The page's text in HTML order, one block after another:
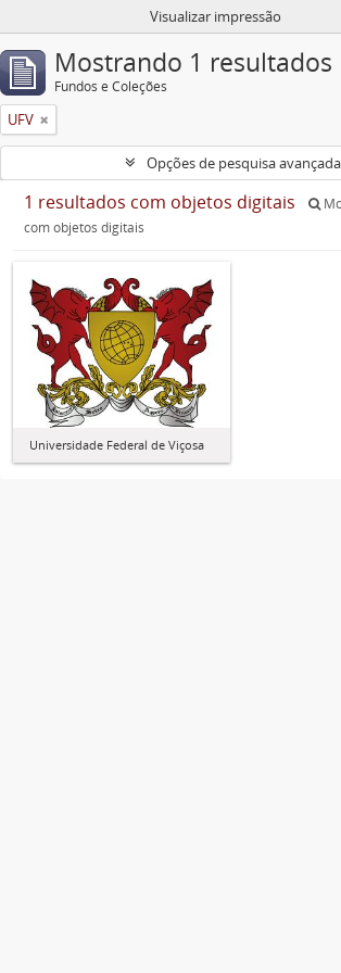
Visualizar impressão
Mostrando 1 resultados
Fundos e Coleções
UFV
Opções de pesquisa avançada
1 resultados com objetos digitais
com objetos digitais
Universidade Federal de Viçosa